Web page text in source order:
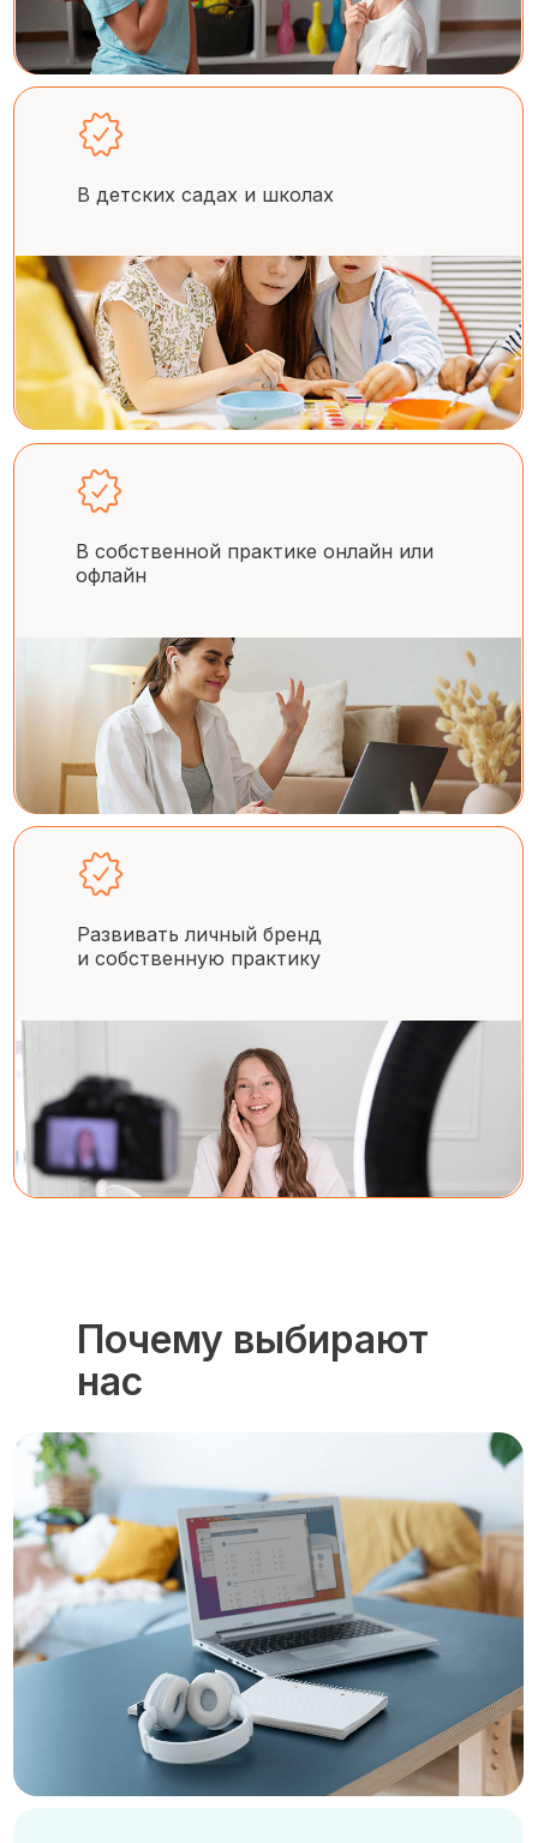
В детских садах и школах
Развивать личный бренд
и собственную практику
В собственной практике онлайн или
офлайн
Почему выбирают
нас